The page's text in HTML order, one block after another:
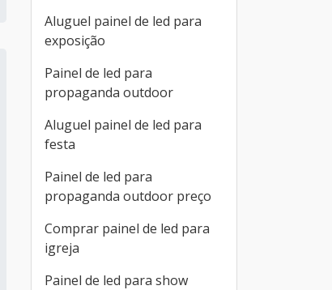
Aluguel painel de led para
exposição
Painel de led para
propaganda outdoor
Aluguel painel de led para
festa
Painel de led para
propaganda outdoor preço
Comprar painel de led para
igreja
Painel de led para show